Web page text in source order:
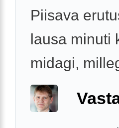
Piisava
lausa minuti
midagi,